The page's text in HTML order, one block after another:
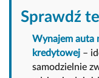
Sprawdź
Wynajem auta
kredytowej –
samodzielnie